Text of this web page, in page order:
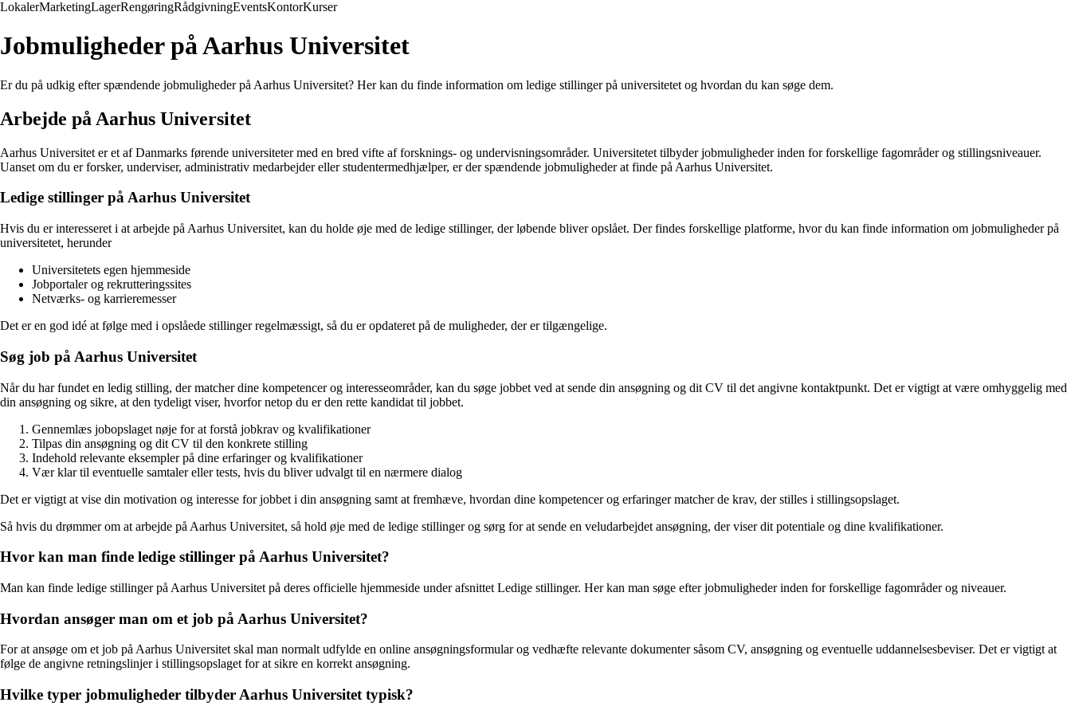
LokalerMarketingLagerRengøringRådgivningEventsKontorKurser
Jobmuligheder på Aarhus Universitet
Er du på udkig efter spændende jobmuligheder på Aarhus Universitet? Her kan du finde information om ledige stillinger på universitetet og hvordan du kan søge dem.
Arbejde på Aarhus Universitet
Aarhus Universitet er et af Danmarks førende universiteter med en bred vifte af forsknings- og undervisningsområder. Universitetet tilbyder jobmuligheder inden for forskellige fagområder og stillingsniveauer.
Uanset om du er forsker, underviser, administrativ medarbejder eller studentermedhjælper, er der spændende jobmuligheder at finde på Aarhus Universitet.
Ledige stillinger på Aarhus Universitet
Hvis du er interesseret i at arbejde på Aarhus Universitet, kan du holde øje med de ledige stillinger, der løbende bliver opslået. Der findes forskellige platforme, hvor du kan finde information om jobmuligheder på
universitetet, herunder
Universitetets egen hjemmeside
Jobportaler og rekrutteringssites
Netværks- og karrieremesser
Det er en god idé at følge med i opslåede stillinger regelmæssigt, så du er opdateret på de muligheder, der er tilgængelige.
Søg job på Aarhus Universitet
Når du har fundet en ledig stilling, der matcher dine kompetencer og interesseområder, kan du søge jobbet ved at sende din ansøgning og dit CV til det angivne kontaktpunkt. Det er vigtigt at være omhyggelig med
din ansøgning og sikre, at den tydeligt viser, hvorfor netop du er den rette kandidat til jobbet.
Gennemlæs jobopslaget nøje for at forstå jobkrav og kvalifikationer
Tilpas din ansøgning og dit CV til den konkrete stilling
Indehold relevante eksempler på dine erfaringer og kvalifikationer
Vær klar til eventuelle samtaler eller tests, hvis du bliver udvalgt til en nærmere dialog
Det er vigtigt at vise din motivation og interesse for jobbet i din ansøgning samt at fremhæve, hvordan dine kompetencer og erfaringer matcher de krav, der stilles i stillingsopslaget.
Så hvis du drømmer om at arbejde på Aarhus Universitet, så hold øje med de ledige stillinger og sørg for at sende en veludarbejdet ansøgning, der viser dit potentiale og dine kvalifikationer.
Hvor kan man finde ledige stillinger på Aarhus Universitet?
Man kan finde ledige stillinger på Aarhus Universitet på deres officielle hjemmeside under afsnittet Ledige stillinger. Her kan man søge efter jobmuligheder inden for forskellige fagområder og niveauer.
Hvordan ansøger man om et job på Aarhus Universitet?
For at ansøge om et job på Aarhus Universitet skal man normalt udfylde en online ansøgningsformular og vedhæfte relevante dokumenter såsom CV, ansøgning og eventuelle uddannelsesbeviser. Det er vigtigt at
følge de angivne retningslinjer i stillingsopslaget for at sikre en korrekt ansøgning.
Hvilke typer jobmuligheder tilbyder Aarhus Universitet typisk?